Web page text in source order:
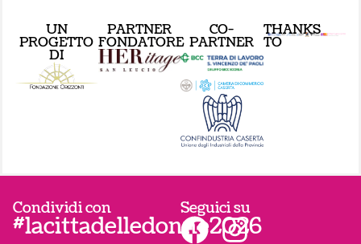
UN
PROGETTO
DI
PARTNER
FONDATORE
CO-
PARTNER
THANKS
TO
Condividi con
#lacittadelledonne2026
Seguici su